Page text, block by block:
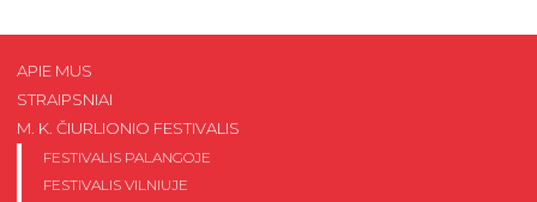
APIE MUS
STRAIPSNIAI
M. K. ČIURLIONIO FESTIVALIS
FESTIVALIS PALANGOJE
FESTIVALIS VILNIUJE